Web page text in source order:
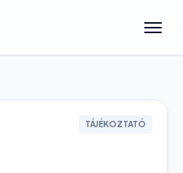
TÁJÉKOZTATÓ